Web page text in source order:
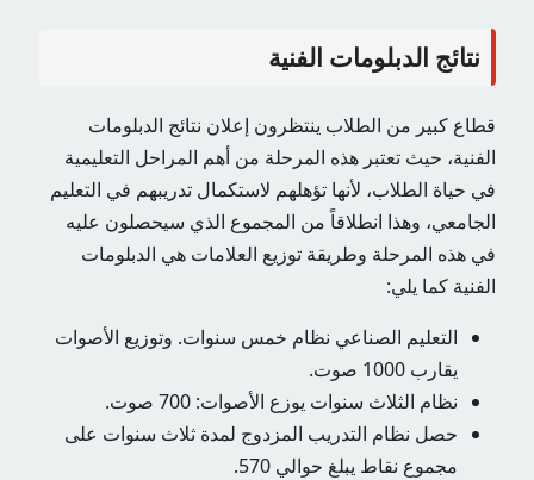
نتائج الدبلومات الفنية
قطاع كبير من الطلاب ينتظرون إعلان نتائج الدبلومات
الفنية، حيث تعتبر هذه المرحلة من أهم المراحل التعليمية
في حياة الطلاب، لأنها تؤهلهم لاستكمال تدريبهم في التعليم
الجامعي، وهذا انطلاقاً من المجموع الذي سيحصلون عليه
في هذه المرحلة وطريقة توزيع العلامات هي الدبلومات
الفنية كما يلي:
التعليم الصناعي نظام خمس سنوات. وتوزيع الأصوات
يقارب 1000 صوت.
نظام الثلاث سنوات يوزع الأصوات: 700 صوت.
حصل نظام التدريب المزدوج لمدة ثلاث سنوات على
مجموع نقاط يبلغ حوالي 570.